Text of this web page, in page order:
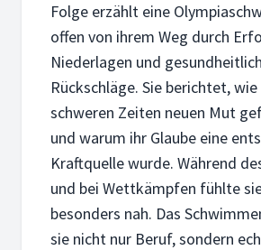
Folge erzählt eine
offen von ihrem Weg durch
Niederlagen und
Rückschläge. Sie berichtet, wie
schweren Zeiten neuen Mut
und warum ihr Glaube eine
Kraftquelle wurde. Während
und bei Wettkämpfen fühlte
besonders nah. Das
sie nicht nur Beruf, sondern